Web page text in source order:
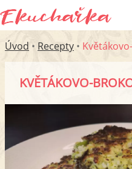
Úvod • Recepty •
KVĚTÁKOVO-